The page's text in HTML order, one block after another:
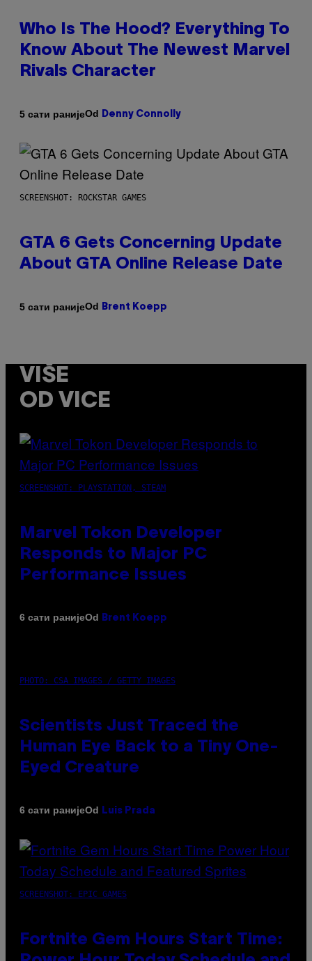
Who Is The Hood? Everything To
Know About The Newest Marvel
Rivals Character
5 сати ранијеOd Denny Connolly
SCREENSHOT: ROCKSTAR GAMES
GTA 6 Gets Concerning Update
About GTA Online Release Date
5 сати ранијеOd Brent Koepp
VIŠE
OD VICE
SCREENSHOT: PLAYSTATION, STEAM
Marvel Tokon Developer
Responds to Major PC
Performance Issues
6 сати ранијеOd Brent Koepp
PHOTO: CSA IMAGES / GETTY IMAGES
Scientists Just Traced the
Human Eye Back to a Tiny One-
Eyed Creature
6 сати ранијеOd Luis Prada
SCREENSHOT: EPIC GAMES
Fortnite Gem Hours Start Time: